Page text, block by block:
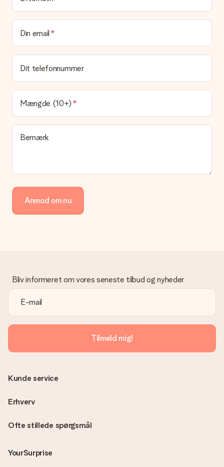
leveringsomkostninger
Kan jeg vælge en leveringsdato?
Det er ikke muligt at vælge en bestemt leveringsdato.
Hvad er leveringstiden, og hvornår modtager jeg min
gave?
Leveringstiden findes på gavens produktside. Du kan stole på,
at vores postfirma leverer din gave på denne dag.
Hvilke leveringsmuligheder kan jeg vælge?
I øjeblikket er det ikke (endnu) muligt at vælge en
leveringsindstilling. Den gave, du vil bestille, sendes enten som
en pakke eller som postkasse levering. Vil du gerne vide
hvilken måde din ordre sendes på? Kontakt venligst vores
Vi tilbyder følgende betalingsmetoder: Dankort, Paypal,
kreditkort, faktura via Klarna eller bankoverførsel. I tilfælde af
manuel betaling overførsel, skal du tage højde for en ekstra 3
venligst vores kundeservice, de hjælper gerne med at finde en
passende løsning.
Er fakturaen sendt sammen med ordren?
Ingen faktura sendes med din ordre. Du modtager altid
fakturaen i bekræftelsesemailen, og du kan altid finde den i din
MySurprise-konto. Det betyder at du kan få gaven leveret
direkte til modtageren, hvilket gør det til en sand
overraskelse!
Din email
Dit telefonnummer
Mængde (10+)
Bemærk
Anmod om nu
Bliv informeret om vores seneste tilbud og nyheder
Tilmeld mig!
Ofte stillede spørgsmål
YourSurprise
Kunde service
Erhverv